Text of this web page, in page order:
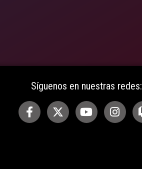
Síguenos en nuestras redes: